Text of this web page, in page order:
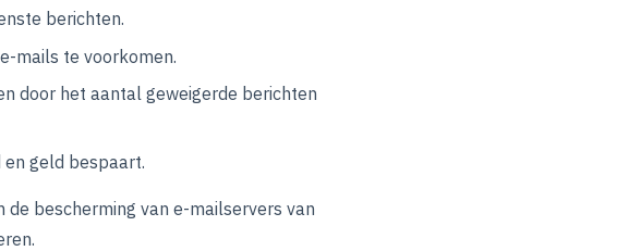
berichten.
mails te voorkomen.
door het aantal geweigerde berichten
geld bespaart.
bescherming van e-mailservers van